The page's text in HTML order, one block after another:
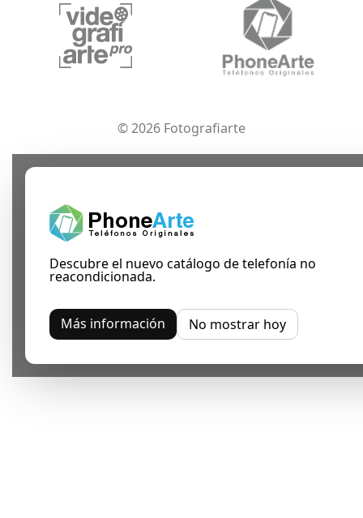
© 2026 Fotografiarte
Descubre el nuevo catálogo de telefonía no
reacondicionada.
Más información No mostrar hoy